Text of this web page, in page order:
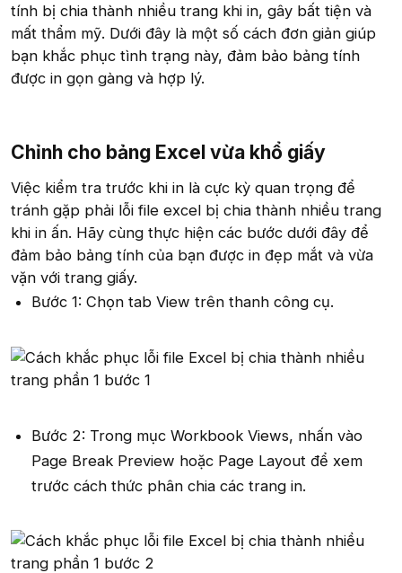
tính bị chia thành nhiều trang khi in, gây bất tiện và
mất thẩm mỹ. Dưới đây là một số cách đơn giản giúp
bạn khắc phục tình trạng này, đảm bảo bảng tính
được in gọn gàng và hợp lý.
Chỉnh cho bảng Excel vừa khổ giấy
Việc kiểm tra trước khi in là cực kỳ quan trọng để
tránh gặp phải lỗi file excel bị chia thành nhiều trang
khi in ấn. Hãy cùng thực hiện các bước dưới đây để
đảm bảo bảng tính của bạn được in đẹp mắt và vừa
vặn với trang giấy.
Bước 1: Chọn tab View trên thanh công cụ.
Bước 2: Trong mục Workbook Views, nhấn vào
Page Break Preview hoặc Page Layout để xem
trước cách thức phân chia các trang in.